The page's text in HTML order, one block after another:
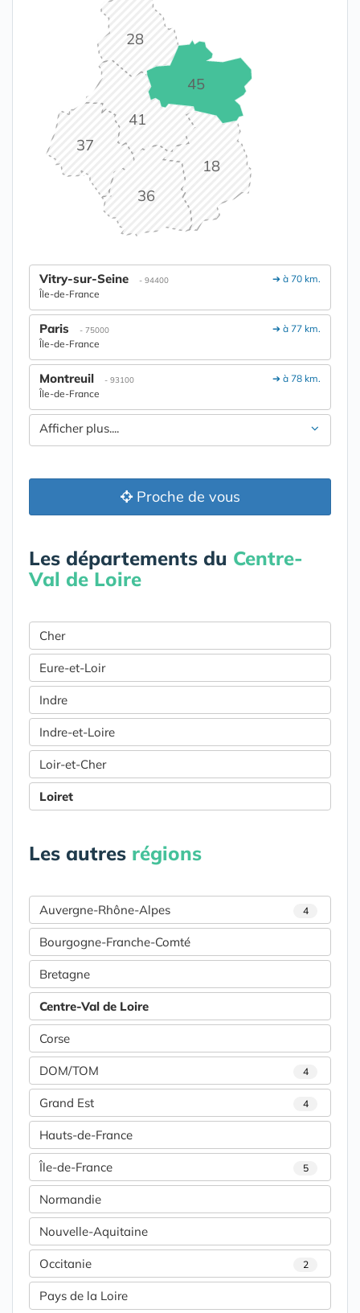
18
28
36
37
41
45
➔ à 70 km.
Vitry-sur-Seine - 94400
Île-de-France
➔ à 77 km.
Paris - 75000
Île-de-France
➔ à 78 km.
Montreuil - 93100
Île-de-France
Afficher plus....
Proche de vous
Les départements du Centre-
Val de Loire
Cher
Eure-et-Loir
Indre
Indre-et-Loire
Loir-et-Cher
Loiret
Les autres régions
Auvergne-Rhône-Alpes 4
Bourgogne-Franche-Comté
Bretagne
Centre-Val de Loire
Corse
DOM/TOM 4
Grand Est 4
Hauts-de-France
Île-de-France 5
Normandie
Nouvelle-Aquitaine
Occitanie 2
Pays de la Loire